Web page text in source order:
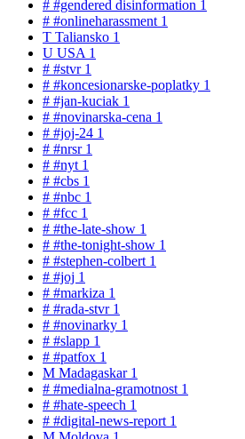
# #gendered disinformation 1
# #onlineharassment 1
T Taliansko 1
U USA 1
# #stvr 1
# #koncesionarske-poplatky 1
# #jan-kuciak 1
# #novinarska-cena 1
# #joj-24 1
# #nrsr 1
# #nyt 1
# #cbs 1
# #nbc 1
# #fcc 1
# #the-late-show 1
# #the-tonight-show 1
# #stephen-colbert 1
# #joj 1
# #markiza 1
# #rada-stvr 1
# #novinarky 1
# #slapp 1
# #patfox 1
M Madagaskar 1
# #medialna-gramotnost 1
# #hate-speech 1
# #digital-news-report 1